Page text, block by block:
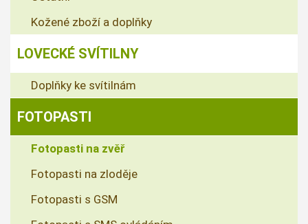
Kožené zboží a doplňky
LOVECKÉ SVÍTILNY
Doplňky ke svítilnám
FOTOPASTI
Fotopasti na zvěř
Fotopasti na zloděje
Fotopasti s GSM